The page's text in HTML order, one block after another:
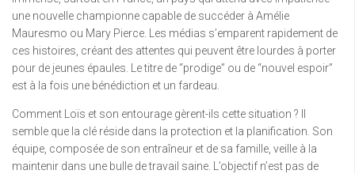
une nouvelle championne capable de succéder à Amélie
Mauresmo ou Mary Pierce. Les médias s’emparent rapidement de
ces histoires, créant des attentes qui peuvent être lourdes à porter
pour de jeunes épaules. Le titre de “prodige” ou de “nouvel espoir”
est à la fois une bénédiction et un fardeau.
Comment Loïs et son entourage gèrent-ils cette situation ? Il
semble que la clé réside dans la protection et la planification. Son
équipe, composée de son entraîneur et de sa famille, veille à la
maintenir dans une bulle de travail saine. L’objectif n’est pas de